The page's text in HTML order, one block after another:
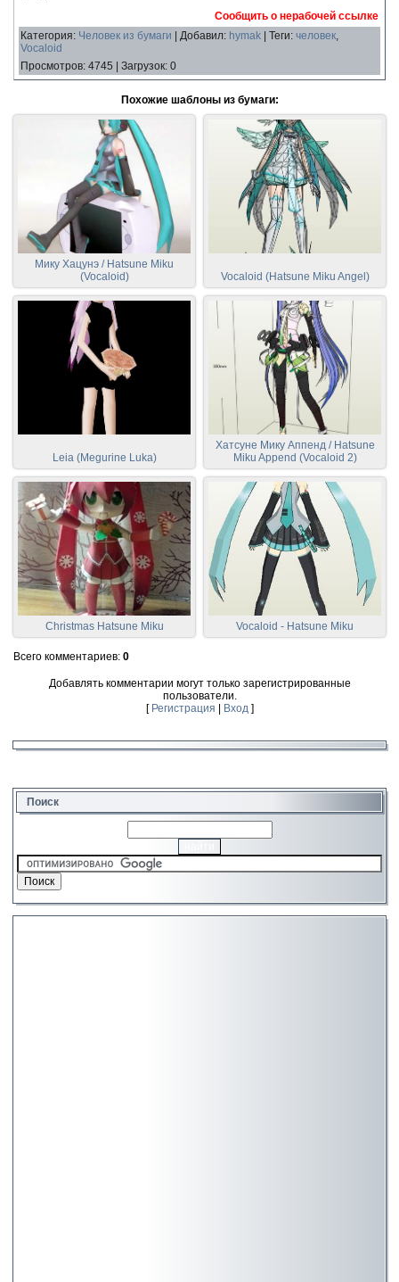
Сообщить о нерабочей ссылке
Категория: Человек из бумаги Добавил: hymak Теги: человек,
Vocaloid
Просмотров: 4745 Загрузок: 0
Похожие шаблоны из бумаги:
Мику Хацунэ / Hatsune Miku
(Vocaloid)
Vocaloid (Hatsune Miku Angel)
Leia (Megurine Luka)
Хатсуне Мику Аппенд / Hatsune
Miku Append (Vocaloid 2)
Christmas Hatsune Miku Vocaloid - Hatsune Miku
Всего комментариев: 0
Добавлять комментарии могут только зарегистрированные
пользователи.
[ Регистрация Вход]
Поиск